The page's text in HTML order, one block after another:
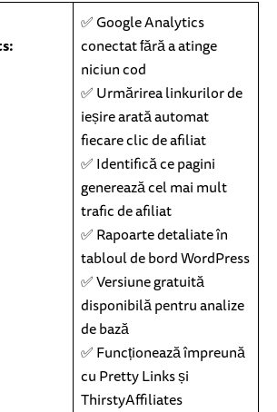
✅ Google Analytics
conectat fără a atinge
niciun cod
✅ Urmărirea linkurilor de
ieșire arată automat
fiecare clic de afiliat
✅ Identifică ce pagini
generează cel mai mult
trafic de afiliat
✅ Rapoarte detaliate în
tabloul de bord WordPress
✅ Versiune gratuită
disponibilă pentru analize
de bază
✅ Funcționează împreună
cu Pretty Links și
ThirstyAffiliates